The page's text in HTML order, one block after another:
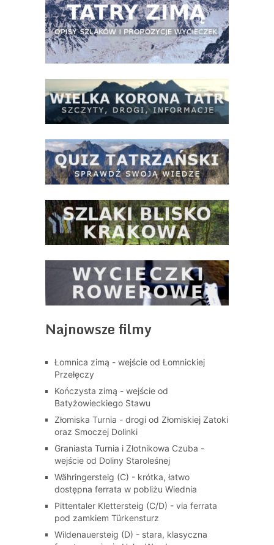
Najnowsze filmy
Łomnica zimą - wejście od Łomnickiej
Przełęczy
Kończysta zimą - wejście od
Batyżowieckiego Stawu
Złomiska Turnia - drogi od Złomiskiej Zatoki
oraz Smoczej Dolinki
Graniasta Turnia i Złotnikowa Czuba -
wejście od Doliny Staroleśnej
Währingersteig (C) - krótka, łatwo
dostępna ferrata w pobliżu Wiednia
Pittentaler Klettersteig (C/D) - via ferrata
pod zamkiem Türkensturz
Wildenauersteig (D) - stara, klasyczna